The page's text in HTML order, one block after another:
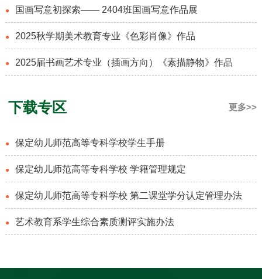
● 国画写意初探索—— 2404班国画写意作品展
● 2025秋学期美术教育专业《色彩肖像》作品
● 2025届书画艺术专业（插画方向）《素描静物》作品
下载专区 更多>>
● 保定幼儿师范高等专科学校学生手册
● 保定幼儿师范高等专科学校 学籍管理规定
● 保定幼儿师范高等专科学校 第二课堂学分认定管理办法
（试行）
● 艺术教育系学生综合素质测评实施办法